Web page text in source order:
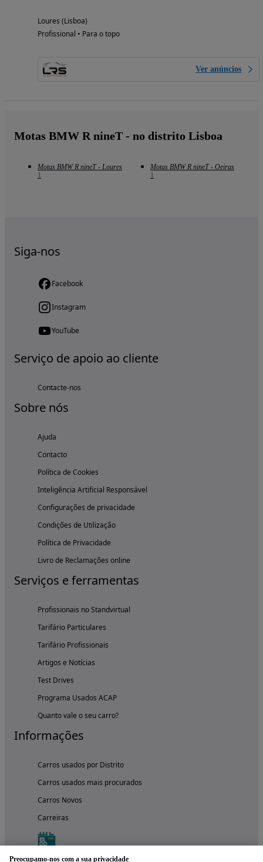
Loures (Lisboa)
Profissional • Para o topo
Ver anúncios
Motas BMW R nineT - no distrito Lisboa
Motas BMW R nineT - Loures
1
Motas BMW R nineT - Oeiras
1
Siga-nos
Facebook
Instagram
YouTube
Serviço de apoio ao cliente
Contacte-nos
Sobre nós
Ajuda
Contacto
Política de Cookies
Inteligência Artificial Responsável
Configurações de privacidade
Condições de Utilização
Política de Privacidade
Livro de Reclamações online
Serviços e ferramentas
Profissionais no Standvirtual
Tarifário Particulares
Tarifário Profissionais
Artigos e Notícias
Test Drives
Programa Usados ACAP
Quanto vale o seu carro?
Informações
Carros usados por Distrito
Carros usados mais procurados
Carros Novos
Carreiras
Preocupamo-nos com a sua privacidade